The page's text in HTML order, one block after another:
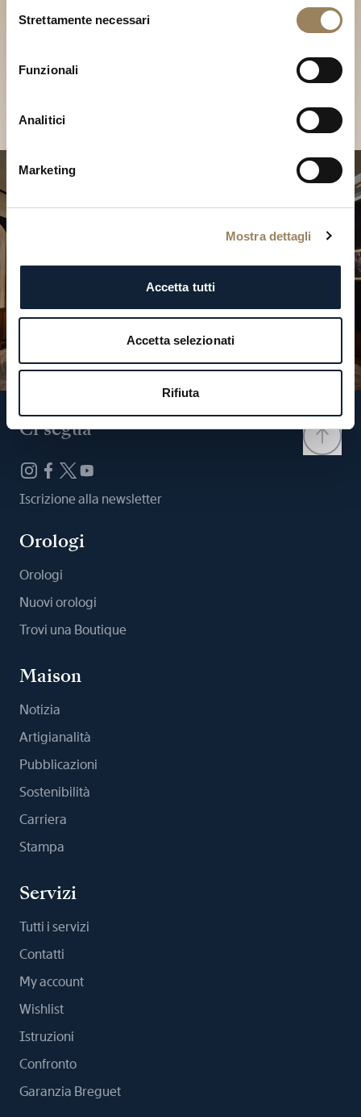
delStrettamente necessari
Funzionali
Analitici
Marketing
Mostra dettagli
Accetta tutti
Accetta selezionati
Rifiuta
Scopri le nostre collezioni in
Ci segua
Iscrizione alla newsletter
Orologi
Orologi
Nuovi orologi
Trovi una Boutique
Maison
Notizia
Artigianalità
Pubblicazioni
Sostenibilità
Carriera
Stampa
Servizi
Tutti i servizi
Contatti
My account
Wishlist
Istruzioni
Confronto
Garanzia Breguet